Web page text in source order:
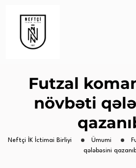
Futzal
növbəti
Neftçi İK İctimai Birliyi Ümumi
qələbəsini